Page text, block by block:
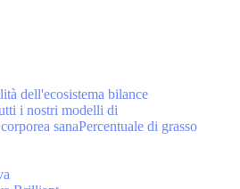
dell'ecosistema bilance
i nostri modelli di
sanaPercentuale di grasso